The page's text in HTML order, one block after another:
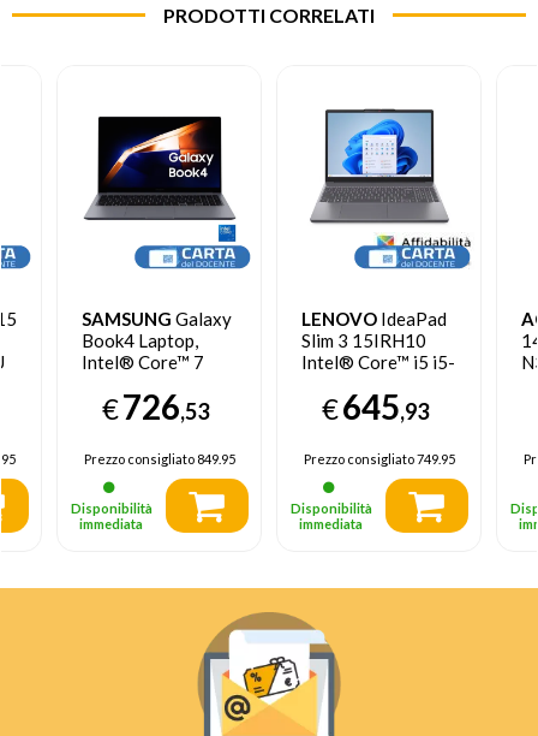
PRODOTTI CORRELATI
SAMSUNG Galaxy
Book4 Laptop,
Intel® Core™ 7
512GB SSD, 15.6",
Windows 11 Home,
Moonstone Gray
€726,53
Prezzo consigliato849.95
Disponibilità
immediata
LENOVO IdeaPad
Slim 3 15IRH10
Intel® Core™ i5 i5-
portatile 38,9 cm
(15.3") WUXGA 16
GB DDR5-SDRAM
512 GB SSD Wi-Fi
6 (802.11ax)
Windows 11 Home
Italiano Grigio
€645,93
Prezzo consigliato749.95
Disponibilità
immediata
6